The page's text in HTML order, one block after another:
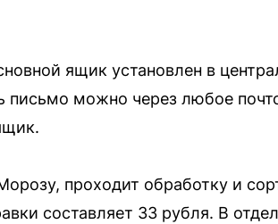
ящик установлен в
письмо можно через любое
проходит обработку и
составляет 33 рубля. В